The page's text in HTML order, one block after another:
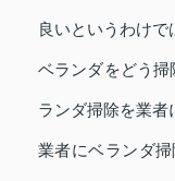
良いというわけで
ベランダをどう
ランダ掃除を業者
業者にベランダ